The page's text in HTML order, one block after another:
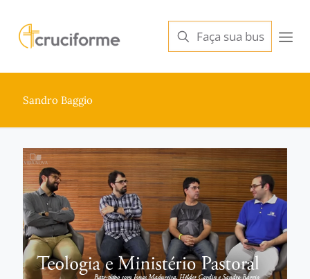
Sandro Baggio